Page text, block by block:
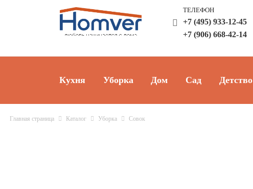
ТЕЛЕФОН
+7 (495) 933-12-45
+7 (906) 668-42-14
Кухня Уборка Дом Сад Детство
Главная страница Каталог Уборка Совок